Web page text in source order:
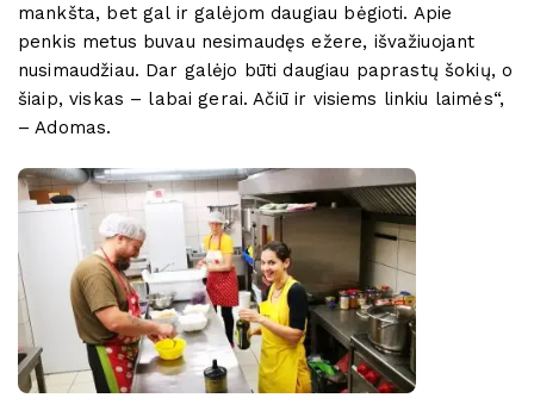
mankšta, bet gal ir galėjom daugiau bėgioti. Apie
penkis metus buvau nesimaudęs ežere, išvažiuojant
nusimaudžiau. Dar galėjo būti daugiau paprastų šokių, o
šiaip, viskas – labai gerai. Ačiū ir visiems linkiu laimės“,
– Adomas.